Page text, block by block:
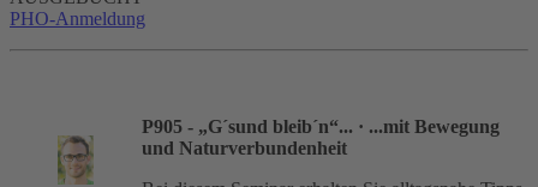
PHO-Anmeldung
P905 - „G´sund bleib´n“... · ...mit Bewegung
und Naturverbundenheit